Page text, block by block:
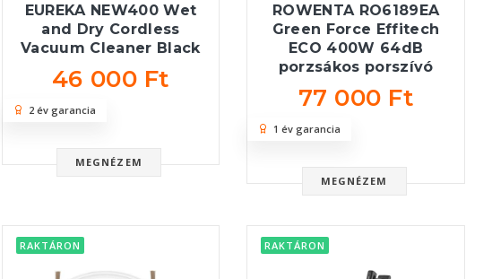
EUREKA NEW400 Wet
and Dry Cordless
Vacuum Cleaner Black
46 000 Ft
MEGNÉZEM
2 év garancia
ROWENTA RO6189EA
Green Force Effitech
ECO 400W 64dB
porzsákos porszívó
77 000 Ft
MEGNÉZEM
1 év garancia
RAKTÁRON RAKTÁRON